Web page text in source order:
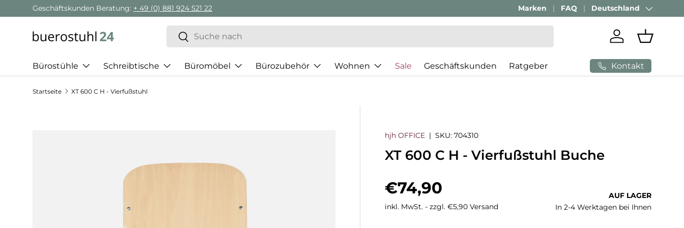
Direkt zum Inhalt
Geschäftskunden Beratung: + 49 (0) 881 924 521 22 Passenden Bürostuhl finden mitAI-Beratung
Marken FAQ Land/Region
Deutschland
Suchen
Suchen
Einloggen
Bürostühle Schreibtische Büromöbel Bürozubehör Wohnen Sale Geschäftskunden Ratgeber Kontakt
Startseite XT 600 C H - Vierfußstuhl
hjh OFFICE |SKU: 704310
XT 600 C H - Vierfußstuhl Buche
Normaler Preis
€74,90
inkl. MwSt. - zzgl. €5,90 Versand
AUF LAGER
In 2-4 Werktagen bei Ihnen